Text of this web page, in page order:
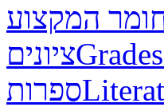
המקצוע
ציוניםGrades
ספרות